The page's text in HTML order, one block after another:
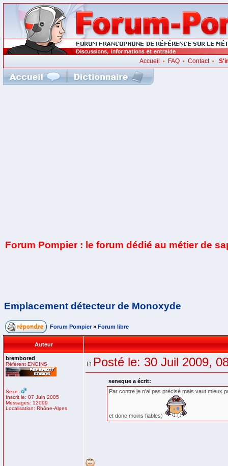
Accueil • FAQ• Contact•
Forum Pompier : le forum dédié au métier de
Emplacement détecteur de Monoxyde
Forum Pompier » Forum libre
Auteur
brembored
Référent ENGINS
Sexe:
Inscrit le: 07 Juin 2005
Messages: 12099
Localisation: Rhône-Alpes
Posté le: 30 Juil 2009,
seneque a écrit:
Par contre je n'ai pas précisé mais vaut mieux
et donc moins fiables)